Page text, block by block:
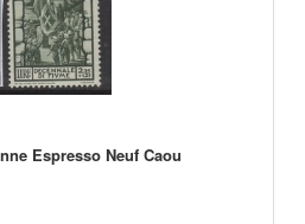
Espresso Neuf Caou